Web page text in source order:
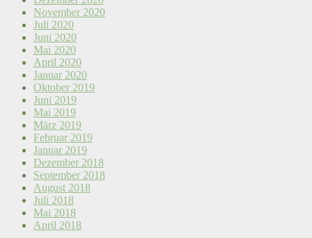
November 2020
Juli 2020
Juni 2020
Mai 2020
April 2020
Januar 2020
Oktober 2019
Juni 2019
Mai 2019
März 2019
Februar 2019
Januar 2019
Dezember 2018
September 2018
August 2018
Juli 2018
Mai 2018
April 2018